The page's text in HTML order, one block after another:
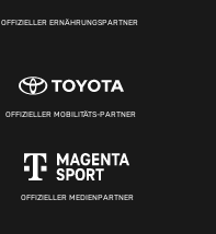
OFFIZIELLER ERNÄHRUNGSPARTNER
OFFIZIELLER MOBILITÄTS-PARTNER
OFFIZIELLER MEDIENPARTNER